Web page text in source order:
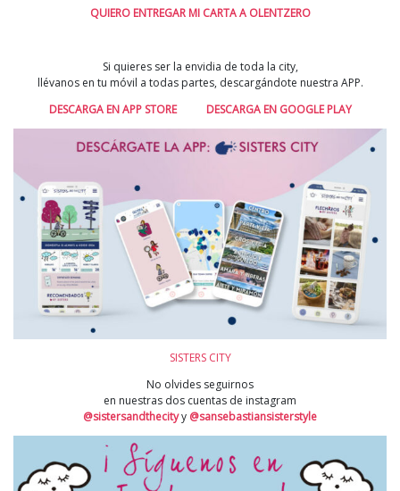
QUIERO ENTREGAR MI CARTA A OLENTZERO
Si quieres ser la envidia de toda la city,
llévanos en tu móvil a todas partes, descargándote nuestra APP.
DESCARGA EN APP STORE
DESCARGA EN GOOGLE PLAY
SISTERS CITY
No olvides seguirnos
en nuestras dos cuentas de instagram
@sistersandthecityy @sansebastiansisterstyle